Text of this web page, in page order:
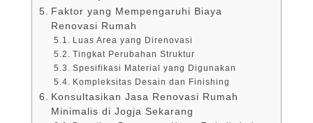
Faktor yang Mempengaruhi Biaya
Renovasi Rumah
Luas Area yang Direnovasi
Tingkat Perubahan Struktur
Spesifikasi Material yang Digunakan
Kompleksitas Desain dan Finishing
Konsultasikan Jasa Renovasi Rumah
Minimalis di Jogja Sekarang